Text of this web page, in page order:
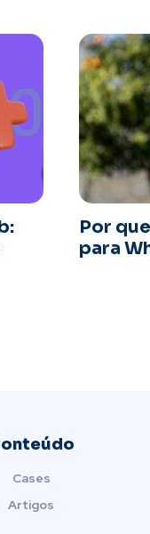
Por
para
Cases
Artigos